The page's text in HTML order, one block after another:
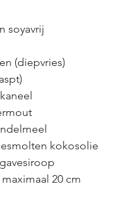
soyavrij
(diepvries)
kokosolie
20 cm